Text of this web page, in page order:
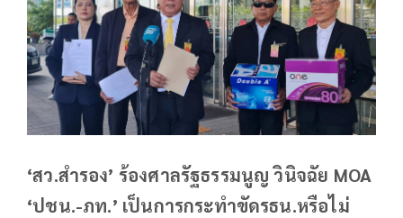
‘สว.สำรอง’ ร้องศาลรัฐธรรมนูญ วินิจฉัย MOA
‘ปชน.-ภท.’ เป็นการกระทำขัดรธน.หรือไม่